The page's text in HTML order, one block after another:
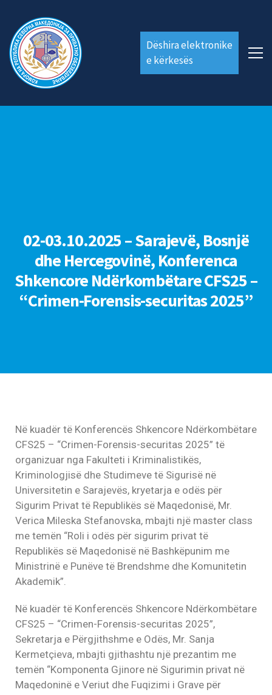
Dëshira elektronike
e kërkesës
02-03.10.2025 – Sarajevë, Bosnjë
dhe Hercegovinë, Konferenca
Shkencore Ndërkombëtare CFS25 –
“Crimen-Forensis-securitas 2025”
Në kuadër të Konferencës Shkencore Ndërkombëtare
CFS25 – “Crimen-Forensis-securitas 2025” të
organizuar nga Fakulteti i Kriminalistikës,
Kriminologjisë dhe Studimeve të Sigurisë në
Universitetin e Sarajevës, kryetarja e odës për
Sigurim Privat të Republikës së Maqedonisë, Mr.
Verica Mileska Stefanovska, mbajti një master class
me temën “Roli i odës për sigurim privat të
Republikës së Maqedonisë në Bashkëpunim me
Ministrinë e Punëve të Brendshme dhe Komunitetin
Akademik”.
Në kuadër të Konferencës Shkencore Ndërkombëtare
CFS25 – “Crimen-Forensis-securitas 2025”,
Sekretarja e Përgjithshme e Odës, Mr. Sanja
Kermetçieva, mbajti gjithashtu një prezantim me
temën “Komponenta Gjinore në Sigurimin privat në
Maqedoninë e Veriut dhe Fuqizimi i Grave për